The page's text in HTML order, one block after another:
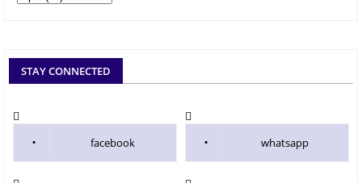
STAY CONNECTED
facebook whatsapp